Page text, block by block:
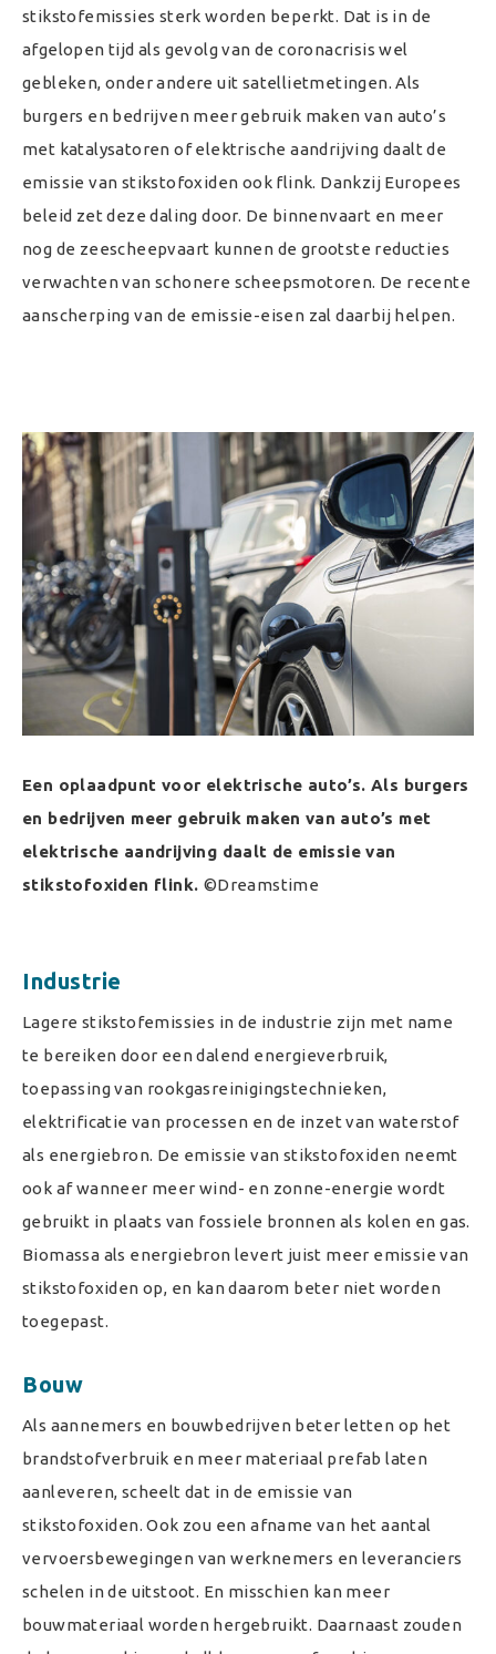
stikstofemissies sterk worden beperkt. Dat is in de
afgelopen tijd als gevolg van de coronacrisis wel
gebleken, onder andere uit satellietmetingen. Als
burgers en bedrijven meer gebruik maken van auto’s
met katalysatoren of elektrische aandrijving daalt de
emissie van stikstofoxiden ook flink. Dankzij Europees
beleid zet deze daling door. De binnenvaart en meer
nog de zeescheepvaart kunnen de grootste reducties
verwachten van schonere scheepsmotoren. De recente
aanscherping van de emissie-eisen zal daarbij helpen.
Een oplaadpunt voor elektrische auto’s. Als burgers
en bedrijven meer gebruik maken van auto’s met
elektrische aandrijving daalt de emissie van
stikstofoxiden flink. ©Dreamstime
Industrie
Lagere stikstofemissies in de industrie zijn met name
te bereiken door een dalend energieverbruik,
toepassing van rookgasreinigingstechnieken,
elektrificatie van processen en de inzet van waterstof
als energiebron. De emissie van stikstofoxiden neemt
ook af wanneer meer wind- en zonne-energie wordt
gebruikt in plaats van fossiele bronnen als kolen en gas.
Biomassa als energiebron levert juist meer emissie van
stikstofoxiden op, en kan daarom beter niet worden
toegepast.
Bouw
Als aannemers en bouwbedrijven beter letten op het
brandstofverbruik en meer materiaal prefab laten
aanleveren, scheelt dat in de emissie van
stikstofoxiden. Ook zou een afname van het aantal
vervoersbewegingen van werknemers en leveranciers
schelen in de uitstoot. En misschien kan meer
bouwmateriaal worden hergebruikt. Daarnaast zouden